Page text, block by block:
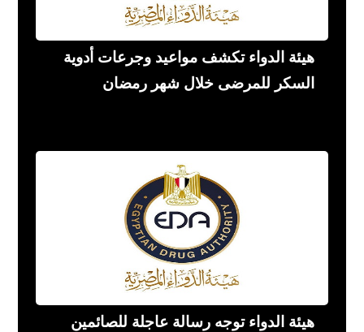
هيئة الدواء تكشف مواعيد وجرعات أدوية
السكر للمرضى خلال شهر رمضان
هيئة الدواء توجه رسالة عاجلة للصائمين